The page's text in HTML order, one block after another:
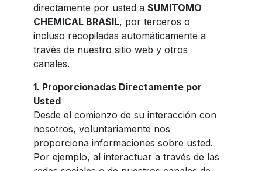
directamente por usted a SUMITOMO
CHEMICAL BRASIL, por terceros o
incluso recopiladas automáticamente a
través de nuestro sitio web y otros
canales.
1. Proporcionadas Directamente por
Usted
Desde el comienzo de su interacción con
nosotros, voluntariamente nos
proporciona informaciones sobre usted.
Por ejemplo, al interactuar a través de las